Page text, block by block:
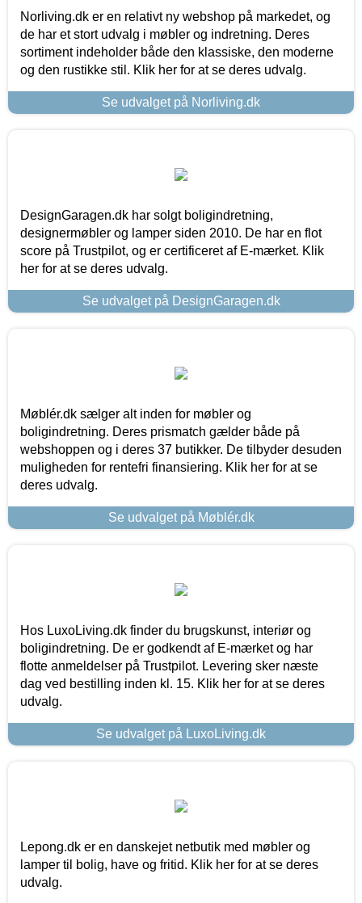
Norliving.dk er en relativt ny webshop på markedet, og
de har et stort udvalg i møbler og indretning. Deres
sortiment indeholder både den klassiske, den moderne
og den rustikke stil. Klik her for at se deres udvalg.
Se udvalget på Norliving.dk
DesignGaragen.dk har solgt boligindretning,
designermøbler og lamper siden 2010. De har en flot
score på Trustpilot, og er certificeret af E-mærket. Klik
her for at se deres udvalg.
Se udvalget på DesignGaragen.dk
Møblér.dk sælger alt inden for møbler og
boligindretning. Deres prismatch gælder både på
webshoppen og i deres 37 butikker. De tilbyder desuden
muligheden for rentefri finansiering. Klik her for at se
deres udvalg.
Se udvalget på Møblér.dk
Hos LuxoLiving.dk finder du brugskunst, interiør og
boligindretning. De er godkendt af E-mærket og har
flotte anmeldelser på Trustpilot. Levering sker næste
dag ved bestilling inden kl. 15. Klik her for at se deres
udvalg.
Se udvalget på LuxoLiving.dk
Lepong.dk er en danskejet netbutik med møbler og
lamper til bolig, have og fritid. Klik her for at se deres
udvalg.